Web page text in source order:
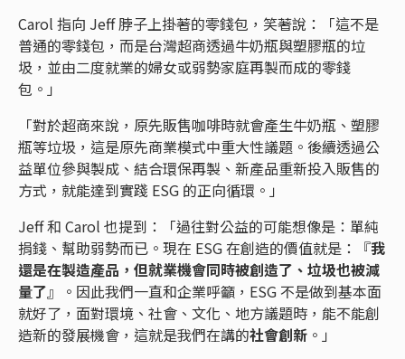
Carol 指向 Jeff 脖子上掛著的零錢包，笑著說：「這不是
普通的零錢包，而是台灣超商透過牛奶瓶與塑膠瓶的垃
圾，並由二度就業的婦女或弱勢家庭再製而成的零錢
包。」
「對於超商來說，原先販售咖啡時就會產生牛奶瓶、塑膠
瓶等垃圾，這是原先商業模式中重大性議題。後續透過公
益單位參與製成、結合環保再製、新產品重新投入販售的
方式，就能達到實踐 ESG 的正向循環。」
Jeff 和 Carol 也提到：「過往對公益的可能想像是：單純
捐錢、幫助弱勢而已。現在 ESG 在創造的價值就是：『我
還是在製造產品，但就業機會同時被創造了、垃圾也被減
量了』。因此我們一直和企業呼籲，ESG 不是做到基本面
就好了，面對環境、社會、文化、地方議題時，能不能創
造新的發展機會，這就是我們在講的社會創新 。」